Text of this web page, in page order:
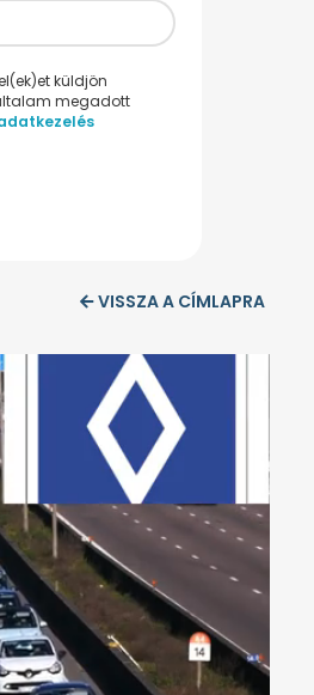
küldjön
megadott
VISSZA A CÍMLAPRA